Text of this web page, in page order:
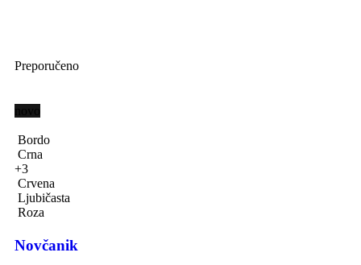
Preporučeno
Bordo
Crna
+3
Crvena
Ljubičasta
Roza
Novčanik